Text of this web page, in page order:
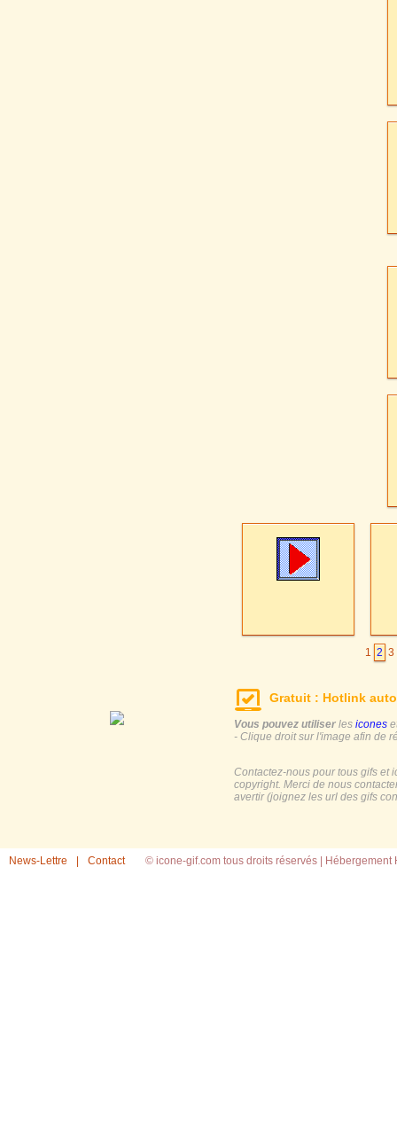
1 2 3
Gratuit : Hotlink
Vous pouvez utiliser les icones
- Clique droit sur l'image afin de
Contactez-nous pour tous gifs et
copyright. Merci de nous
avertir (joignez les url des gifs
News-Lettre Contact © icone-gif.com tous droits réservés | Hébergement